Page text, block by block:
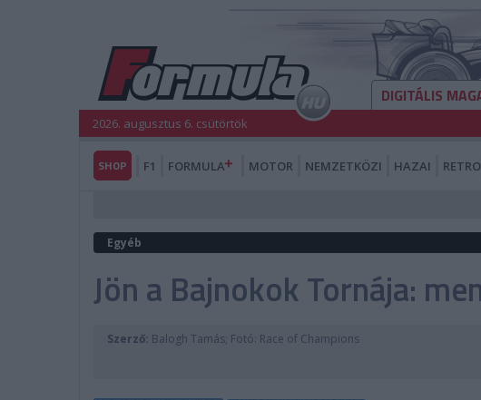
DIGITÁLIS
2026. augusztus 6. csütörtök
SHOP F1 FORMULA MOTOR NEMZETKÖZI HAZAI RETRO
Egyéb
Jön a Bajnokok Tornája:
Szerző: Balogh Tamás; Fotó: Race of Champions